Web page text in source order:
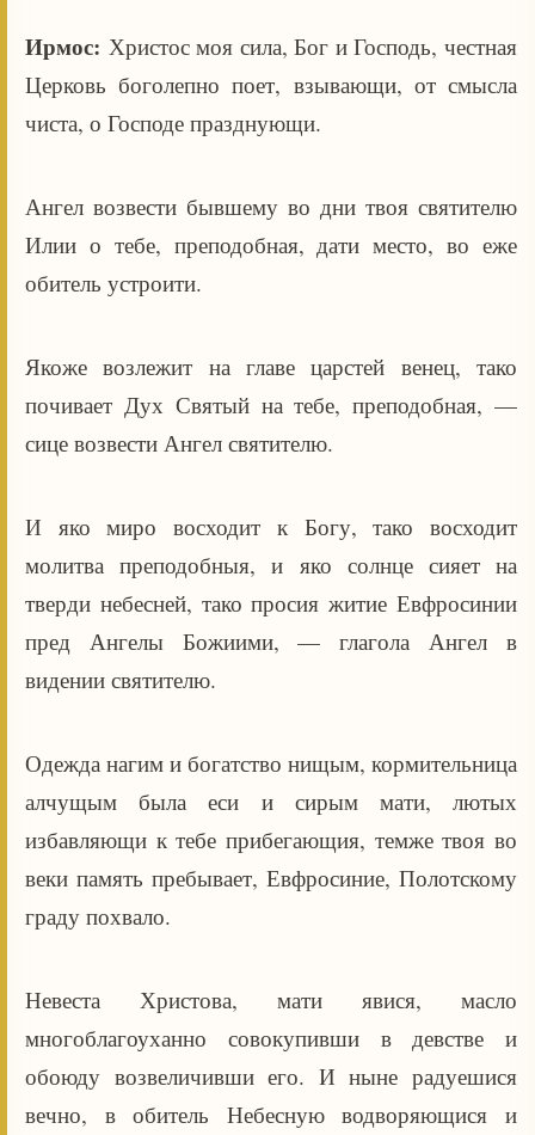
Ирмос: Христос моя сила, Бог и Господь, честная
Церковь боголепно поет, взывающи, от смысла
чиста, о Господе празднующи.
Ангел возвести бывшему во дни твоя святителю
Илии о тебе, преподобная, дати место, во еже
обитель устроити.
Якоже возлежит на главе царстей венец, тако
почивает Дух Святый на тебе, преподобная, —
сице возвести Ангел святителю.
И яко миро восходит к Богу, тако восходит
молитва преподобныя, и яко солнце сияет на
тверди небесней, тако просия житие Евфросинии
пред Ангелы Божиими, — глагола Ангел в
видении святителю.
Одежда нагим и богатство нищым, кормительница
алчущым была еси и сирым мати, лютых
избавляющи к тебе прибегающия, темже твоя во
веки память пребывает, Евфросиние, Полотскому
граду похвало.
Невеста Христова, мати явися, масло
многоблагоуханно совокупивши в девстве и
обоюду возвеличивши его. И ныне радуешися
вечно, в обитель Небесную водворяющися и